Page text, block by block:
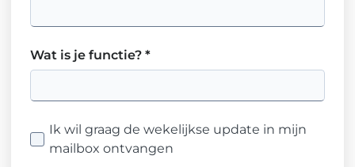
Wat is je functie? *
Ik wil graag de wekelijkse update in mijn
mailbox ontvangen